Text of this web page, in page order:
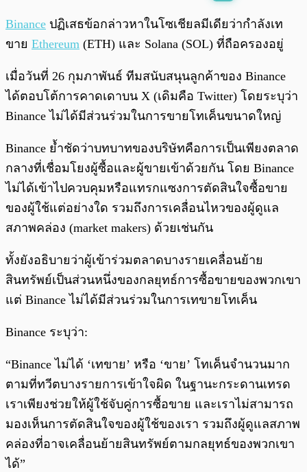
พร้อมเล่น 0:00/ 0:00
Binance ปฏิเสธข้อกล่าวหาในโซเชียลมีเดียว่ากำลังเท
ขาย Ethereum (ETH) และ Solana (SOL) ที่ถือครองอยู่
เมื่อวันที่ 26 กุมภาพันธ์ ทีมสนับสนุนลูกค้าของ Binance
ได้ตอบโต้การคาดเดาบน X (เดิมคือ Twitter) โดยระบุว่า
Binance ไม่ได้มีส่วนร่วมในการขายโทเค็นขนาดใหญ่
Binance ย้ำชัดว่าบทบาทของบริษัทคือการเป็นเพียงตลาด
กลางที่เชื่อมโยงผู้ซื้อและผู้ขายเข้าด้วยกัน โดย Binance
ไม่ได้เข้าไปควบคุมหรือแทรกแซงการตัดสินใจซื้อขาย
ของผู้ใช้แต่อย่างใด รวมถึงการเคลื่อนไหวของผู้ดูแล
สภาพคล่อง (market makers) ด้วยเช่นกัน
ทั้งยังอธิบายว่าผู้เข้าร่วมตลาดบางรายเคลื่อนย้าย
สินทรัพย์เป็นส่วนหนึ่งของกลยุทธ์การซื้อขายของพวกเขา
แต่ Binance ไม่ได้มีส่วนร่วมในการเทขายโทเค็น
Binance ระบุว่า:
“Binance ไม่ได้ ‘เทขาย’ หรือ ‘ขาย’ โทเค็นจำนวนมาก
ตามที่ทวีตบางรายการเข้าใจผิด ในฐานะกระดานเทรด
เราเพียงช่วยให้ผู้ใช้จับคู่การซื้อขาย และเราไม่สามารถ
มองเห็นการตัดสินใจของผู้ใช้ของเรา รวมถึงผู้ดูแลสภาพ
คล่องที่อาจเคลื่อนย้ายสินทรัพย์ตามกลยุทธ์ของพวกเขา
ได้”